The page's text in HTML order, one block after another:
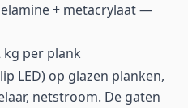
+ metacrylaat —
kg per plank
LED) op glazen planken,
netstroom. De gaten